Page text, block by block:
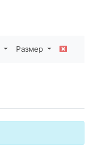
Размер